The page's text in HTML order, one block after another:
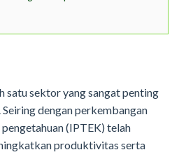
satu sektor yang sangat penting
dengan perkembangan
(IPTEK) telah
produktivitas serta